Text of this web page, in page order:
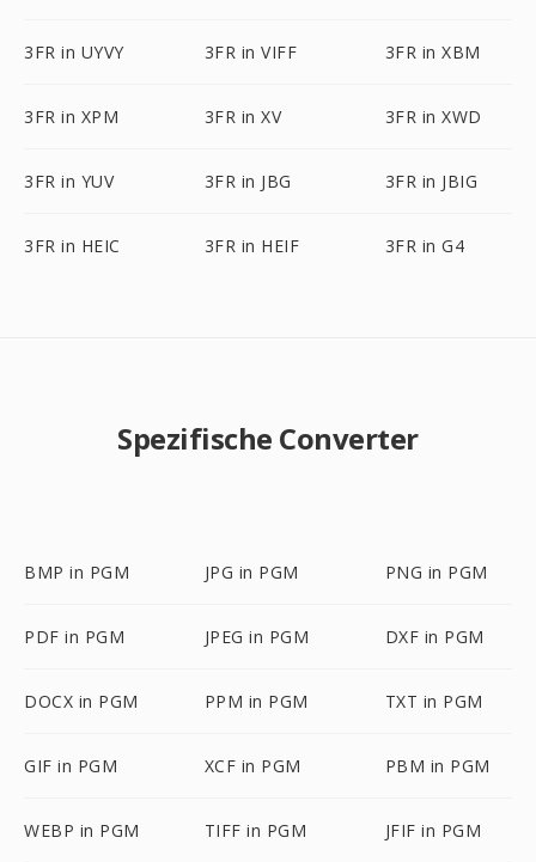
3FR in UYVY 3FR in VIFF 3FR in XBM
3FR in XPM 3FR in XV 3FR in XWD
3FR in YUV 3FR in JBG 3FR in JBIG
3FR in HEIC 3FR in HEIF 3FR in G4
Spezifische Converter
BMP in PGM JPG in PGM PNG in PGM
PDF in PGM JPEG in PGM DXF in PGM
DOCX in PGM PPM in PGM TXT in PGM
GIF in PGM XCF in PGM PBM in PGM
WEBP in PGM TIFF in PGM JFIF in PGM